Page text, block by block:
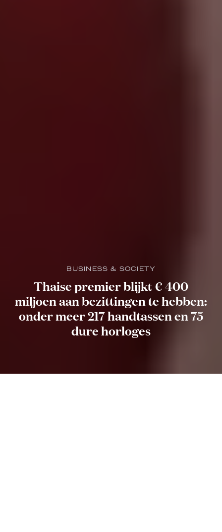
BUSINESS & SOCIETY
Thaise premier blijkt € 400
miljoen aan bezittingen te hebben:
onder meer 217 handtassen en 75
dure horloges